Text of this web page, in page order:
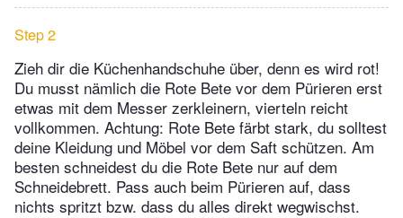
Step 2
Zieh dir die Küchenhandschuhe über, denn es wird rot!
Du musst nämlich die Rote Bete vor dem Pürieren erst
etwas mit dem Messer zerkleinern, vierteln reicht
vollkommen. Achtung: Rote Bete färbt stark, du solltest
deine Kleidung und Möbel vor dem Saft schützen. Am
besten schneidest du die Rote Bete nur auf dem
Schneidebrett. Pass auch beim Pürieren auf, dass
nichts spritzt bzw. dass du alles direkt wegwischst.